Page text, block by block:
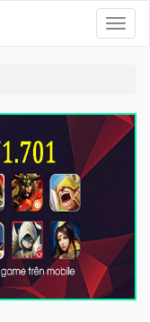
Menu